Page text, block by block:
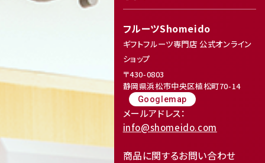
フルーツShomeido
ギフトフルーツ専門店 公式オンライン
ショップ
〒430-0803
静岡県浜松市中央区植松町70-14
Googlemap
メールアドレス：
info@shomeido.com
商品に関するお問い合わせ